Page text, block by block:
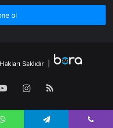
Saklıdır |
YouTubeInstagram